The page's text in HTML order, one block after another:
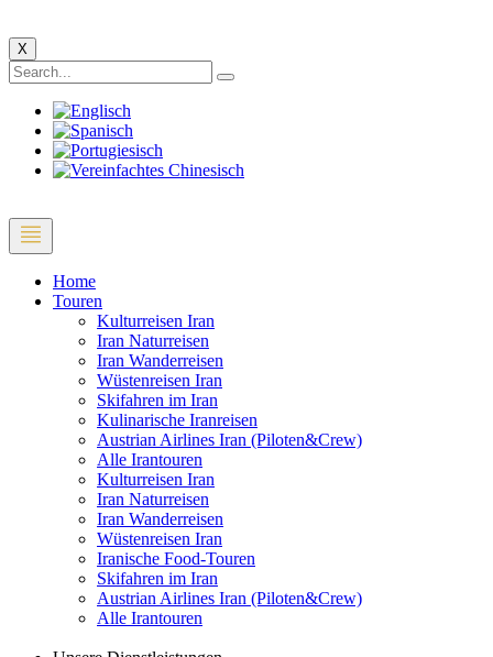
X
Home
Touren
Kulturreisen Iran
Iran Naturreisen
Iran Wanderreisen
Wüstenreisen Iran
Skifahren im Iran
Kulinarische Iranreisen
Austrian Airlines Iran (Piloten&Crew)
Alle Irantouren
Kulturreisen Iran
Iran Naturreisen
Iran Wanderreisen
Wüstenreisen Iran
Iranische Food-Touren
Skifahren im Iran
Austrian Airlines Iran (Piloten&Crew)
Alle Irantouren